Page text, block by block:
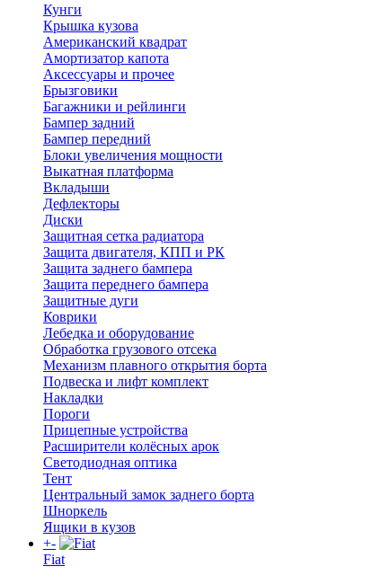
Кунги
Крышка кузова
Американский квадрат
Амортизатор капота
Аксессуары и прочее
Брызговики
Багажники и рейлинги
Бампер задний
Бампер передний
Блоки увеличения мощности
Выкатная платформа
Вкладыши
Дефлекторы
Диски
Защитная сетка радиатора
Защита двигателя, КПП и РК
Защита заднего бампера
Защита переднего бампера
Защитные дуги
Коврики
Лебедка и оборудование
Обработка грузового отсека
Механизм плавного открытия борта
Подвеска и лифт комплект
Накладки
Пороги
Прицепные устройства
Расширители колёсных арок
Светодиодная оптика
Тент
Центральный замок заднего борта
Шноркель
Ящики в кузов
+-
Fiat